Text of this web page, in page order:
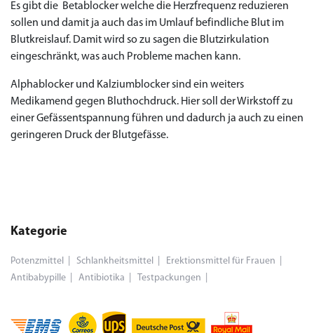
Es gibt die Betablocker welche die Herzfrequenz reduzieren
sollen und damit ja auch das im Umlauf befindliche Blut im
Blutkreislauf. Damit wird so zu sagen die Blutzirkulation
eingeschränkt, was auch Probleme machen kann.
Alphablocker und Kalziumblocker sind ein weiters
Medikamend gegen Bluthochdruck. Hier soll der Wirkstoff zu
einer Gefässentspannung führen und dadurch ja auch zu einen
geringeren Druck der Blutgefässe.
Kategorie
Potenzmittel Schlankheitsmittel
Erektionsmittel für Frauen
Antibabypille
Antibiotika Testpackungen